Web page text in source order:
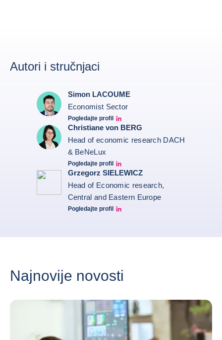
Autori i stručnjaci
Simon LACOUME
Economist Sector
Pogledajte profil
Simon Lacoume linkedin
Christiane von BERG
Head of economic research DACH
& BeNeLux
Pogledajte profil
Christiane von berg linkedin
Grzegorz SIELEWICZ
Head of Economic research,
Central and Eastern Europe
Pogledajte profil
grzegorz-sielewicz linkedin
Najnovije novosti